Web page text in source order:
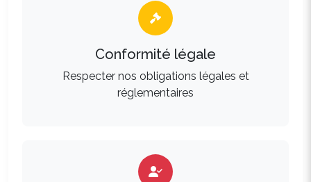
Conformité légale
Respecter nos obligations légales et
réglementaires